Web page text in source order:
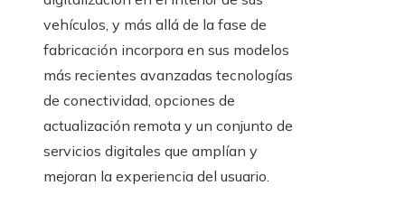
vehículos, y más allá de la fase de
fabricación incorpora en sus modelos
más recientes avanzadas tecnologías
de conectividad, opciones de
actualización remota y un conjunto de
servicios digitales que amplían y
mejoran la experiencia del usuario.